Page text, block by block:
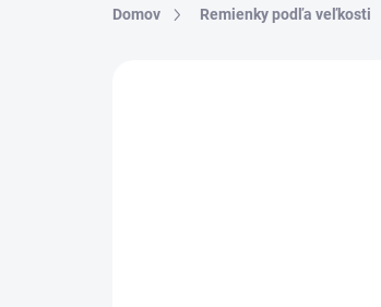
Domov Remienky podľa veľkosti